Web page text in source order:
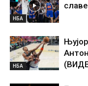
НБА
НБА